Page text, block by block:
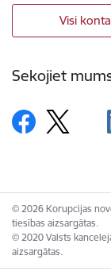
Visi
Sekojiet
© 2026 Korupcijas
tiesības aizsargātas.
© 2020 Valsts
aizsargātas.